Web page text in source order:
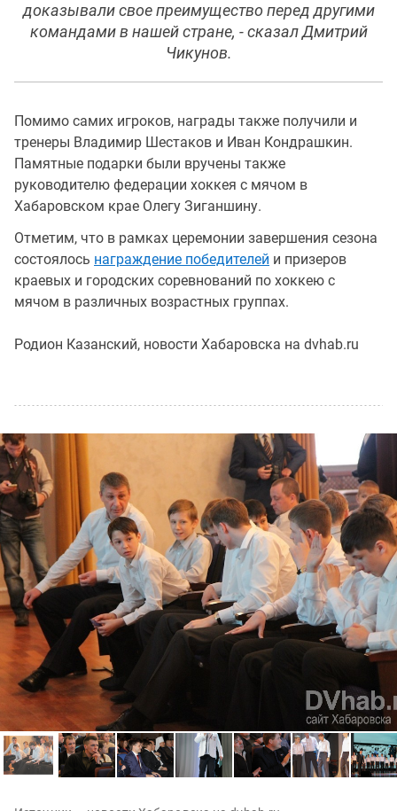
доказывали свое преимущество перед другими
командами в нашей стране, - сказал Дмитрий
Чикунов.
Помимо самих игроков, награды также получили и
тренеры Владимир Шестаков и Иван Кондрашкин.
Памятные подарки были вручены также
руководителю федерации хоккея с мячом в
Хабаровском крае Олегу Зиганшину.
Отметим, что в рамках церемонии завершения сезона
состоялось награждение победителей и призеров
краевых и городских соревнований по хоккею с
мячом в различных возрастных группах.
Родион Казанский, новости Хабаровска на dvhab.ru